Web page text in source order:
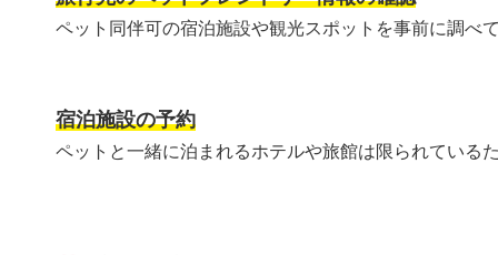
ペット同伴可の宿泊施設や観光スポットを事前に調べ
宿泊施設の予約
ペットと一緒に泊まれるホテルや旅館は限られている